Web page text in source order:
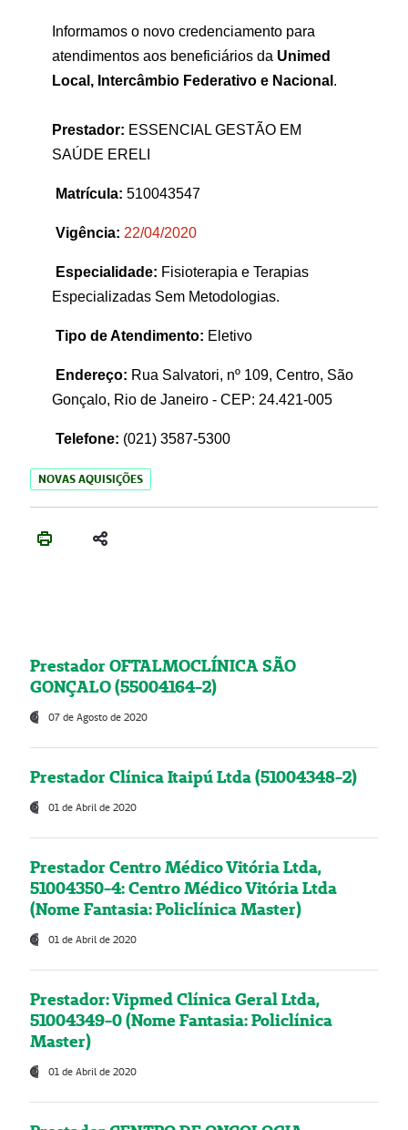
Informamos o novo credenciamento para
atendimentos aos beneficiários da Unimed
Local, Intercâmbio Federativo e Nacional .
Prestador: ESSENCIAL GESTÃO EM
SAÚDE ERELI
Matrícula: 510043547
Vigência: 22/04/2020
Especialidade: Fisioterapia e Terapias
Especializadas Sem Metodologias.
Tipo de Atendimento: Eletivo
Endereço: Rua Salvatori, nº 109, Centro, São
Gonçalo, Rio de Janeiro - CEP: 24.421-005
Telefone: (021) 3587-5300
NOVAS AQUISIÇÕES
Prestador OFTALMOCLÍNICA SÃO
GONÇALO (55004164-2)
07 de Agosto de 2020
Prestador Clínica Itaipú Ltda (51004348-2)
01 de Abril de 2020
Prestador Centro Médico Vitória Ltda,
51004350-4: Centro Médico Vitória Ltda
(Nome Fantasia: Policlínica Master)
01 de Abril de 2020
Prestador: Vipmed Clínica Geral Ltda,
51004349-0 (Nome Fantasia: Policlínica
Master)
01 de Abril de 2020